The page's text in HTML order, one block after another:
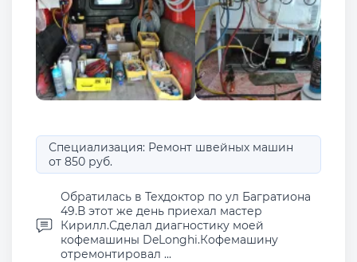
Специализация: Ремонт швейных машин
от 850 руб.
Обратилась в Техдоктор по ул Багратиона
49.В этот же день приехал мастер
Кирилл.Сделал диагностику моей
кофемашины DeLonghi.Кофемашину
отремонтировал ...